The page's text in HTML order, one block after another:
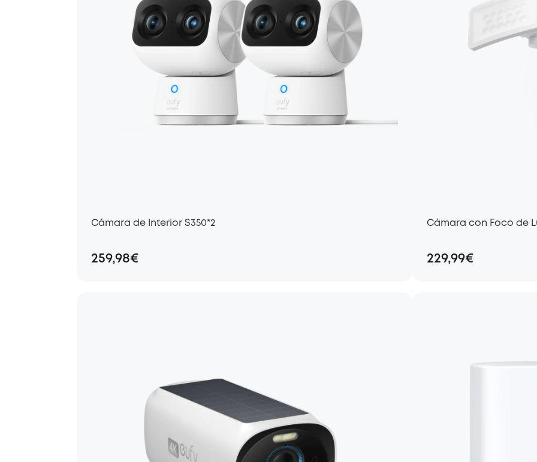
Cámara de Interior S350*2
259,98€
Cámara con Foco de
229,99€